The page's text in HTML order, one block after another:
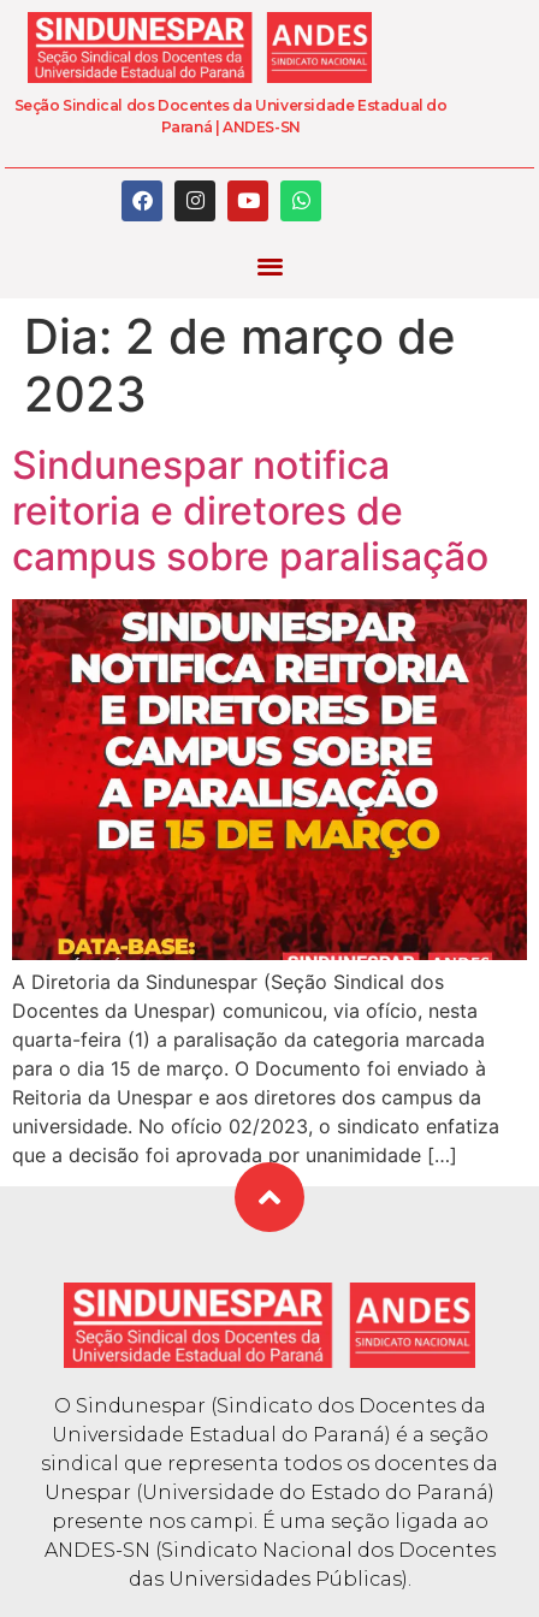
Seção Sindical dos Docentes da Universidade Estadual do
Paraná | ANDES-SN
Dia: 2 de março de
2023
Sindunespar notifica
reitoria e diretores de
campus sobre paralisação
A Diretoria da Sindunespar (Seção Sindical dos
Docentes da Unespar) comunicou, via ofício, nesta
quarta-feira (1) a paralisação da categoria marcada
para o dia 15 de março. O Documento foi enviado à
Reitoria da Unespar e aos diretores dos campus da
universidade. No ofício 02/2023, o sindicato enfatiza
que a decisão foi aprovada por unanimidade […]
O Sindunespar (Sindicato dos Docentes da
Universidade Estadual do Paraná) é a seção
sindical que representa todos os docentes da
Unespar (Universidade do Estado do Paraná)
presente nos campi. É uma seção ligada ao
ANDES-SN (Sindicato Nacional dos Docentes
das Universidades Públicas).